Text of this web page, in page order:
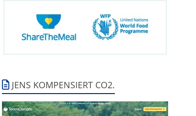
JENS KOMPENSIERT CO2.